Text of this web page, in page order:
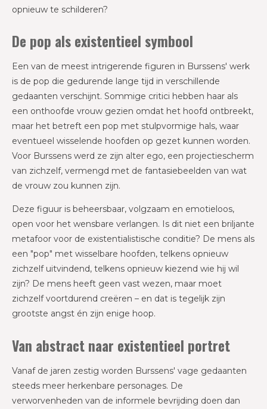
opnieuw te schilderen?
De pop als existentieel symbool
Een van de meest intrigerende figuren in Burssens' werk
is de pop die gedurende lange tijd in verschillende
gedaanten verschijnt. Sommige critici hebben haar als
een onthoofde vrouw gezien omdat het hoofd ontbreekt,
maar het betreft een pop met stulpvormige hals, waar
eventueel wisselende hoofden op gezet kunnen worden.
Voor Burssens werd ze zijn alter ego, een projectiescherm
van zichzelf, vermengd met de fantasiebeelden van wat
de vrouw zou kunnen zijn.
Deze figuur is beheersbaar, volgzaam en emotieloos,
open voor het wensbare verlangen. Is dit niet een briljante
metafoor voor de existentialistische conditie? De mens als
een "pop" met wisselbare hoofden, telkens opnieuw
zichzelf uitvindend, telkens opnieuw kiezend wie hij wil
zijn? De mens heeft geen vast wezen, maar moet
zichzelf voortdurend creëren – en dat is tegelijk zijn
grootste angst én zijn enige hoop.
Van abstract naar existentieel portret
Vanaf de jaren zestig worden Burssens' vage gedaanten
steeds meer herkenbare personages. De
verworvenheden van de informele bevrijding doen dan